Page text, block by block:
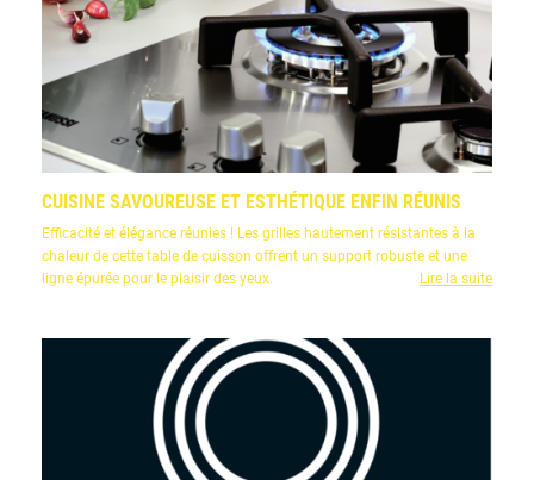
CUISINE SAVOUREUSE ET ESTHÉTIQUE ENFIN RÉUNIS
Efficacité et élégance réunies ! Les grilles hautement résistantes à la
chaleur de cette table de cuisson offrent un support robuste et une
ligne épurée pour le plaisir des yeux.
Lire la suite